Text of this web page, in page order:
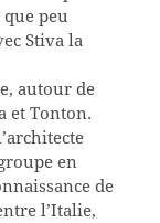
que peu
Stiva la
autour de
et Tonton.
en
de
l’Italie,